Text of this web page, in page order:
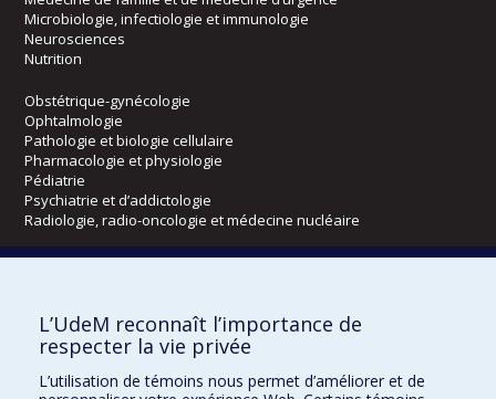
Microbiologie, infectiologie et immunologie
Neurosciences
Nutrition
Obstétrique-gynécologie
Ophtalmologie
Pathologie et biologie cellulaire
Pharmacologie et physiologie
Pédiatrie
Psychiatrie et d’addictologie
Radiologie, radio-oncologie et médecine nucléaire
Kinésiologie et des sciences de l’activité physique
Orthophonie et audiologie
L’UdeM reconnaît l’importance de
respecter la vie privée
L’utilisation de témoins nous permet d’améliorer et de